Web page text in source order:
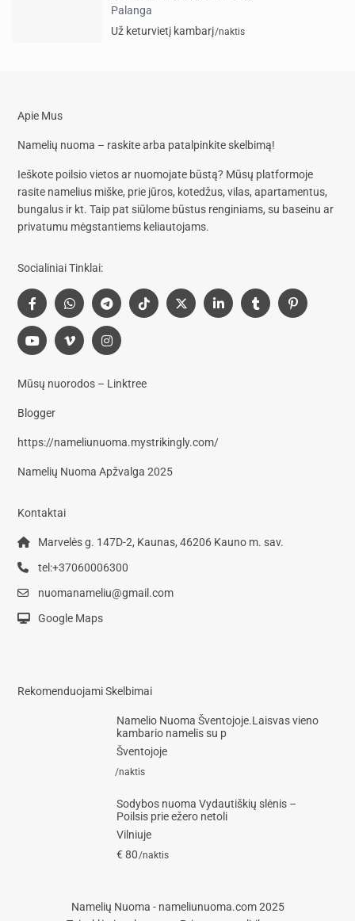
Palanga
Už keturvietį kambarį/naktis
Apie Mus
Namelių nuoma – raskite arba patalpinkite skelbimą!
Ieškote poilsio vietos ar nuomojate būstą? Mūsų platformoje
rasite namelius miške, prie jūros, kotedžus, vilas, apartamentus,
bungalus ir kt. Taip pat siūlome būstus renginiams, su baseinu ar
privatumu mėgstantiems keliautojams.
Socialiniai Tinklai:
Mūsų nuorodos – Linktree
Blogger
https://nameliunuoma.mystrikingly.com/
Namelių Nuoma Apžvalga 2025
Kontaktai
Marvelės g. 147D-2, Kaunas, 46206 Kauno m. sav.
tel:+37060006300
nuomanameliu@gmail.com
Google Maps
Rekomenduojami Skelbimai
Namelio Nuoma Šventojoje.Laisvas vieno
kambario namelis su p
Šventojoje
/naktis
Sodybos nuoma Vydautiškių slėnis –
Poilsis prie ežero netoli
Vilniuje
€ 80/naktis
Namelių Nuoma - nameliunuoma.com 2025